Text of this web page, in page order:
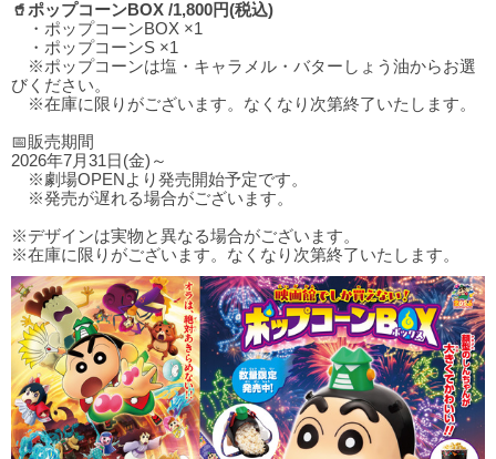
🥤ポップコーンBOX /1,800円(税込)
・ポップコーンBOX ×1
・ポップコーンS ×1
※ポップコーンは塩・キャラメル・バターしょう油からお選
びください。
※在庫に限りがございます。なくなり次第終了いたします。
📅販売期間
2026年7月31日(金)～
※劇場OPENより発売開始予定です。
※発売が遅れる場合がございます。
※デザインは実物と異なる場合がございます。
※在庫に限りがございます。なくなり次第終了いたします。